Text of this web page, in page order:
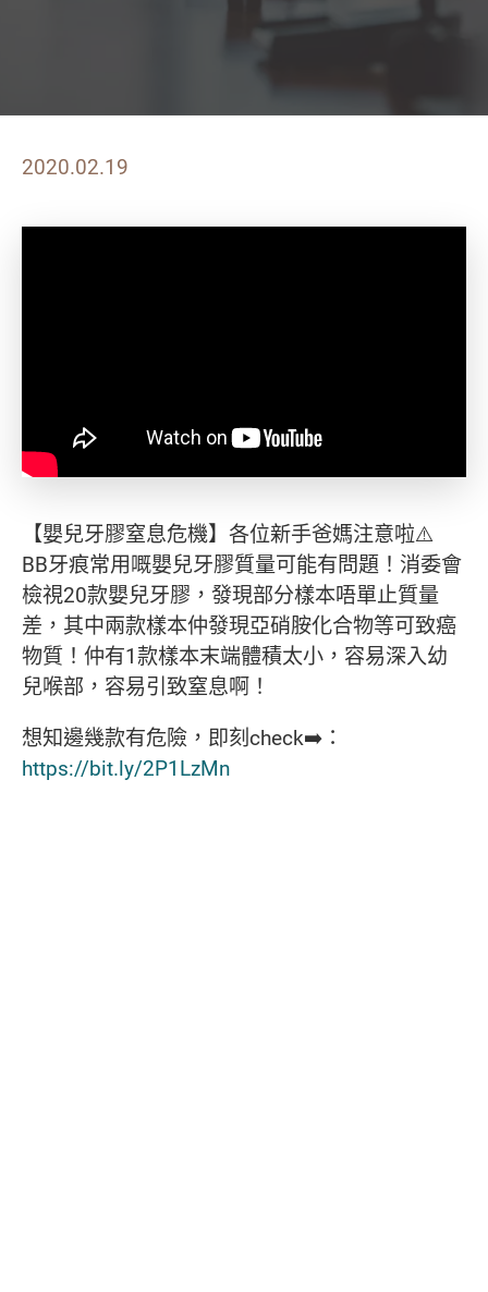
2020.02.19
【嬰兒牙膠窒息危機】各位新手爸媽注意啦⚠️
BB牙痕常用嘅嬰兒牙膠質量可能有問題！消委會
檢視20款嬰兒牙膠，發現部分樣本唔單止質量
差，其中兩款樣本仲發現亞硝胺化合物等可致癌
物質！仲有1款樣本末端體積太小，容易深入幼
兒喉部，容易引致窒息啊！
想知邊幾款有危險，即刻check➡️：
https://bit.ly/2P1LzMn